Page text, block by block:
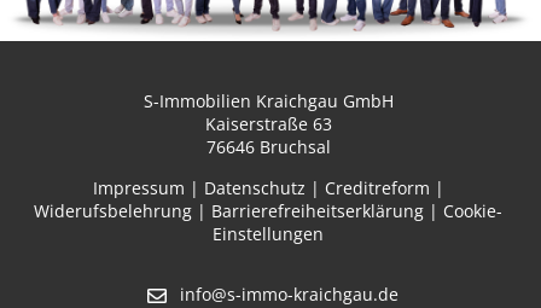
S-Immobilien Kraichgau GmbH
Kaiserstraße 63
76646 Bruchsal
Impressum | Datenschutz | Creditreform |
Widerufsbelehrung | Barrierefreiheitserklärung | Cookie-
Einstellungen
info@s-immo-kraichgau.de